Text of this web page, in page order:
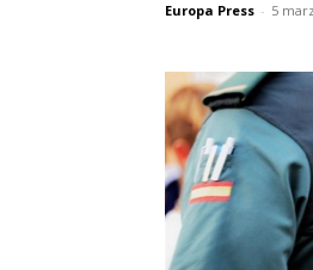
Europa Press - 5